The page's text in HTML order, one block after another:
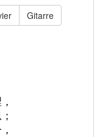
Gitarre